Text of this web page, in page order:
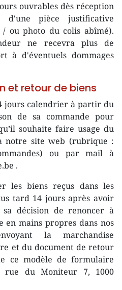
ouvrables dès réception
d'une pièce justificative
ou photo du colis abîmé).
ne recevra plus de
à d'éventuels dommages
et retour de biens
jours calendrier à partir du
de sa commande pour
souhaite faire usage du
notre site web (rubrique :
ou par mail à
.
les biens reçus dans les
tard 14 jours après avoir
décision de renoncer à
en mains propres dans nos
la marchandise
et du document de retour
ce modèle de formulaire
du Moniteur 7, 1000